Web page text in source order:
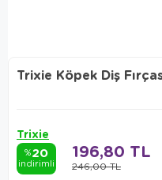
Trixie Köpek Diş
Trixie
%20
indirimli 246,00 TL
196,80 TL